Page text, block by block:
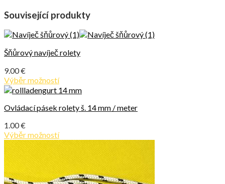
Související produkty
Šňůrový navíječ rolety
9.00€
Výběr možností
Ovládací pásek rolety š. 14 mm / meter
1.00€
Výběr možností